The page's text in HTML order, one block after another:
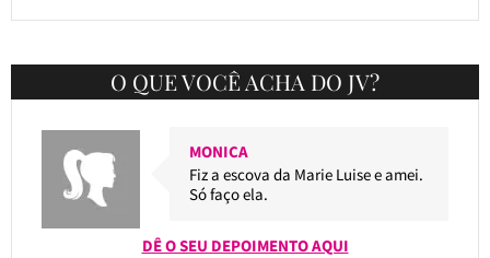
O QUE VOCÊ ACHA DO JV?
MONICA
Fiz a escova da Marie Luise e amei.
Só faço ela.
DÊ O SEU DEPOIMENTO AQUI